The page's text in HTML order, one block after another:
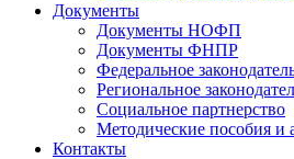
Документы
Документы НОФП
Документы ФНПР
Федеральное
Региональное
Социальное партнерство
Методические пособия и
Контакты